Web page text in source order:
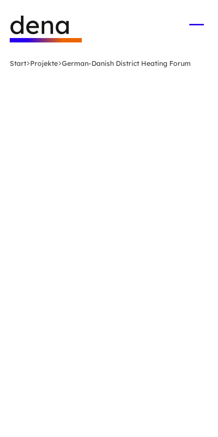
Hauptinhalt
springen
Deutsche
Energie-
Agentur
-
Start Projekte German-Danish District Heating Forum